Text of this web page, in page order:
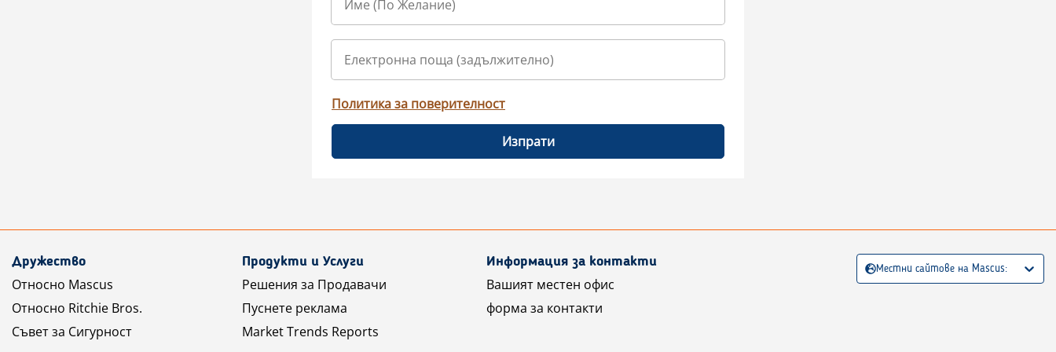
Политика за поверителност
Изпрати
Дружество
Относно Mascus
Относно Ritchie Bros.
Съвет за Сигурност
Продукти и Услуги
Решения за Продавачи
Пуснете реклама
Market Trends Reports
Информация за контакти
Вашият местен офис
форма за контакти
Местни сайтове на Mascus: